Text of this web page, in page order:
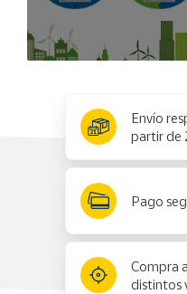
Envío
partir de
Pago
Compra
distintos